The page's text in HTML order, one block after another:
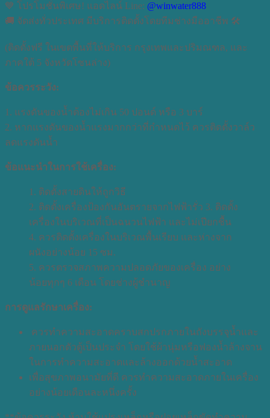
💙 โปรโมชั่นพิเศษ! แอดไลน์ Line: @winwater888
🚚 จัดส่งทั่วประเทศ มีบริการติดตั้งโดยทีมช่างมืออาชีพ 🛠️
(ติดตั้งฟรี ในเขตพื้นที่ให้บริการ กรุงเทพและปริมณฑล, และ
ภาคใต้ 5 จังหวัดโซนล่าง)
ข้อควรระวัง:
1. แรงดันของน้ำต้องไม่เกิน 50 ปอนด์ หรือ 3 บาร์
2. หากแรงดันของน้ำแรงมากกว่าที่กำหนดไว้ ควรติดตั้งวาล์ว
ลดแรงดันน้ำ
ข้อแนะนำในการใช้เครื่อง:
1. ติดตั้งสายดินให้ถูกวิธี
2. ติดตั้งเครื่องป้องกันอันตรายจากไฟฟ้ารั่ว 3. ติดตั้ง
เครื่องในบริเวณที่เป็นฉนวนไฟฟ้า และไม่เปียกชื้น
4. ควรติดตั้งเครื่องในบริเวณพื้นเรียบ และห่างจาก
ผนังอย่างน้อย 15 ซม.
5. ควรตรวจสภาพความปลอดภัยของเครื่อง อย่าง
น้อยทุกๆ 6 เดือน โดยช่างผู้ชำนาญ
การดูแลรักษาเครื่อง:
ควรทำความสะอาดคราบสกปรกภายในถังบรรจุน้ำและ
ภายนอกตัวตู้เป็นประจำ โดยใช้ผ้านุ่มหรือฟองน้ำล้างจาน
ในการทำความสะอาดและล้างออกด้วยน้ำสะอาด
เพื่อสุขภาพอนามัยที่ดี ควรทำความสะอาดภายในเครื่อง
อย่างน้อยเดือนละหนึ่งครั้ง